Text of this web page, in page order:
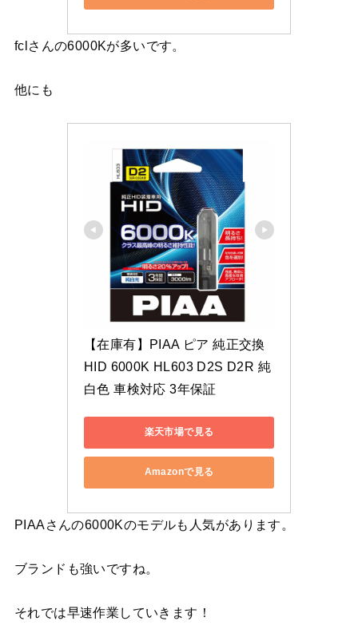
fclさんの6000Kが多いです。
他にも
【在庫有】PIAA ピア 純正交換
HID 6000K HL603 D2S D2R 純
白色 車検対応 3年保証
楽天市場で見る
Amazonで見る
PIAAさんの6000Kのモデルも人気があります。
ブランドも強いですね。
それでは早速作業していきます！